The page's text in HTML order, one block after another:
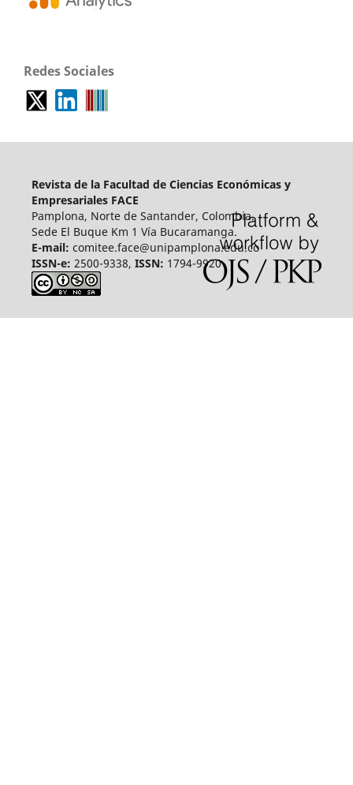
Redes Sociales
Revista de la Facultad de Ciencias Económicas y
Empresariales FACE
Pamplona, Norte de Santander, Colombia.
Sede El Buque Km 1 Vía Bucaramanga.
E-mail: comitee.face@unipamplona.edu.co
ISSN-e: 2500-9338, ISSN: 1794-9920